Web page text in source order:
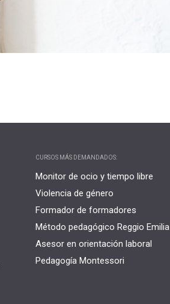
CURSOS MÁS DEMANDADOS:
Monitor de ocio y tiempo libre
Violencia de género
Formador de formadores
Método pedagógico Reggio Emilia
Asesor en orientación laboral
Pedagogía Montessori